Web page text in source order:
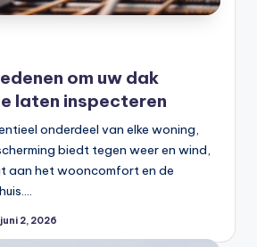
om uw dak
laten inspecteren
onderdeel van elke woning,
biedt tegen weer en wind,
aan het wooncomfort en de
juni 2, 2026